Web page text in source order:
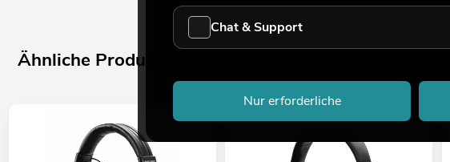
Ähnliche Produkte
Chat & Support
Nur erforderliche